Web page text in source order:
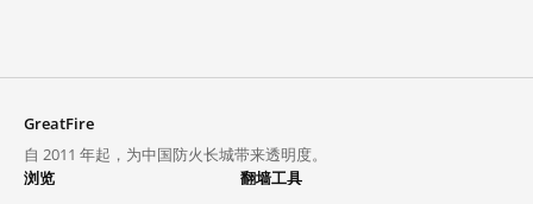
GreatFire
自 2011 年起，为中国防火长城带来透明度。
浏览
翻墙工具